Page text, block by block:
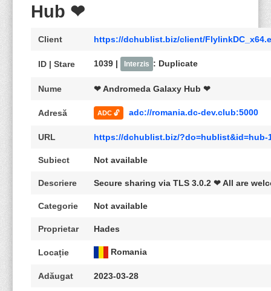
Hub ❤
Client https://dchublist.biz/client/
ID | Stare 1039 | Interzis : Duplicate
Nume ❤ Andromeda Galaxy Hub ❤
Adresă ADC 🔓 adc://romania.dc-dev.club:5000
URL https://dchublist.biz/?do=hublist&id=hub-
Subiect Not available
Descriere Secure sharing via TLS 3.0.2 ❤ All are
Categorie Not available
Proprietar Hades
Locație Romania
Adăugat 2023-03-28